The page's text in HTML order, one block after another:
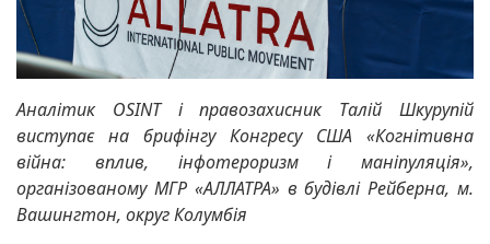
Аналітик OSINT і правозахисник Талій Шкурупій
виступає на брифінгу Конгресу США «Когнітивна
війна: вплив, інфотероризм і маніпуляція»,
організованому МГР «АЛЛАТРА» в будівлі Рейберна, м.
Вашингтон, округ Колумбія